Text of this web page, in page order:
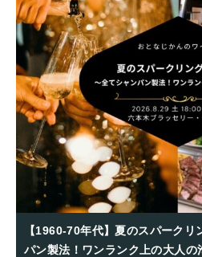
【1960-70年代】夏のスパーク
パン製法！ワンランク上の大人の